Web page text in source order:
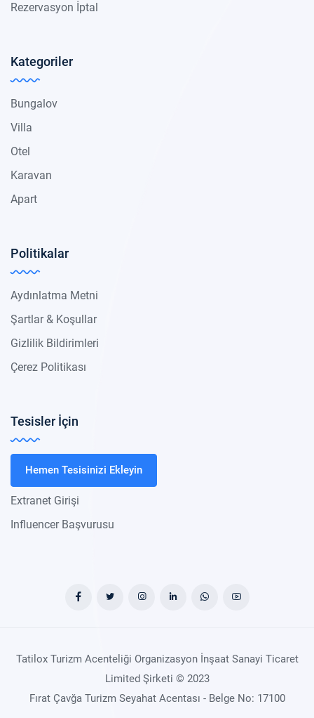
Rezervasyon İptal
Kategoriler
Bungalov
Villa
Otel
Karavan
Apart
Politikalar
Aydınlatma Metni
Şartlar & Koşullar
Gizlilik Bildirimleri
Çerez Politikası
Tesisler İçin
Hemen Tesisinizi Ekleyin
Extranet Girişi
Influencer Başvurusu
Tatilox Turizm Acenteliği Organizasyon İnşaat Sanayi Ticaret
Limited Şirketi © 2023
Fırat Çavğa Turizm Seyahat Acentası - Belge No: 17100